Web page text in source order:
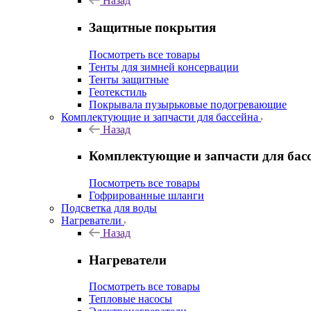
Защитные покрытия
Посмотреть все товары
Тенты для зимней консервации
Тенты защитные
Геотекстиль
Покрывала пузырьковые подогревающие
Комплектующие и запчасти для бассейна
Назад
Комплектующие и запчасти для
Посмотреть все товары
Гофрированные шланги
Подсветка для воды
Нагреватели
Назад
Нагреватели
Посмотреть все товары
Тепловые насосы